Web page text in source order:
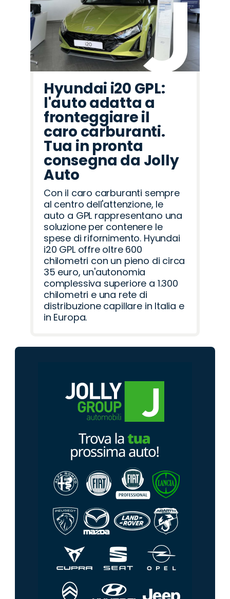
Hyundai i20 GPL:
l'auto adatta a
fronteggiare il
caro carburanti.
Tua in pronta
consegna da Jolly
Auto
Con il caro carburanti sempre
al centro dell'attenzione, le
auto a GPL rappresentano una
soluzione per contenere le
spese di rifornimento. Hyundai
i20 GPL offre oltre 600
chilometri con un pieno di circa
35 euro, un'autonomia
complessiva superiore a 1.300
chilometri e una rete di
distribuzione capillare in Italia e
in Europa.